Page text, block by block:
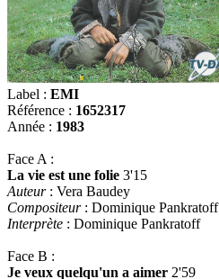
Label : EMI
Référence : 1652317
Année : 1983
Face A :
La vie est une folie 3'15
Auteur: Vera Baudey
Compositeur: Dominique Pankratoff
Interprète : Dominique Pankratoff
Face B :
Je veux quelqu'un a aimer 2'59